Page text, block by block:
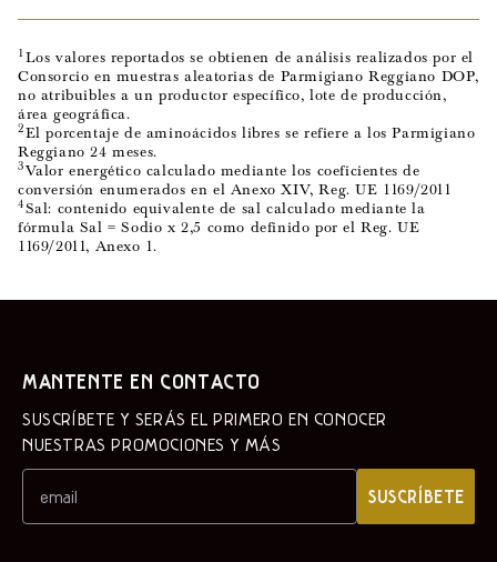
1 Los valores reportados se obtienen de análisis realizados por el
Consorcio en muestras aleatorias de Parmigiano Reggiano DOP,
no atribuibles a un productor específico, lote de producción,
área geográfica.
2El porcentaje de aminoácidos libres se refiere a los Parmigiano
Reggiano 24 meses.
3Valor energético calculado mediante los coeficientes de
conversión enumerados en el Anexo XIV, Reg. UE 1169/2011
4Sal: contenido equivalente de sal calculado mediante la
fórmula Sal = Sodio x 2,5 como definido por el Reg. UE
1169/2011, Anexo 1.
MANTENTE EN CONTACTO
SUSCRÍBETE Y SERÁS EL PRIMERO EN CONOCER
NUESTRAS PROMOCIONES Y MÁS
SUSCRÍBETE